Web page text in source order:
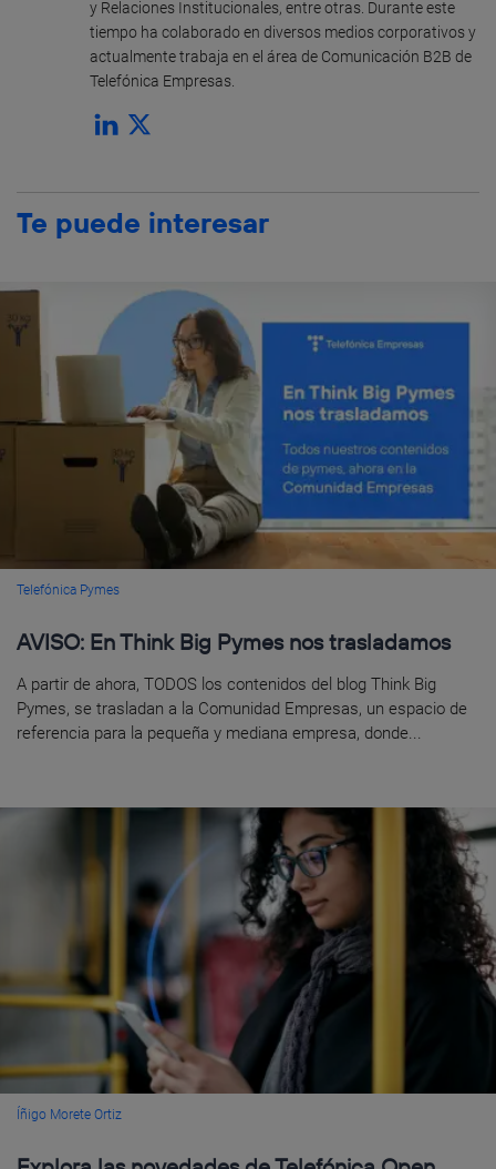
y Relaciones Institucionales, entre otras. Durante este
tiempo ha colaborado en diversos medios corporativos y
actualmente trabaja en el área de Comunicación B2B de
Telefónica Empresas.
Te puede interesar
Telefónica Pymes
AVISO: En Think Big Pymes nos trasladamos
A partir de ahora, TODOS los contenidos del blog Think Big
Pymes, se trasladan a la Comunidad Empresas, un espacio de
referencia para la pequeña y mediana empresa, donde...
Íñigo Morete Ortiz